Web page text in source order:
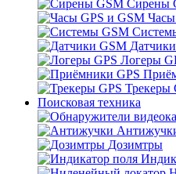
Сирены
Логеры
Трекеры
Поисковая техника
Дозимтры